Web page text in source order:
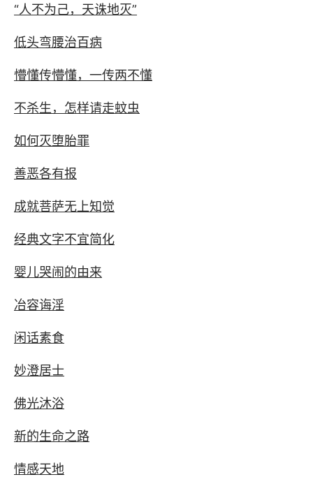
“人不为己，天诛地灭”
低头弯腰治百病
懵懂传懵懂，一传两不懂
不杀生，怎样请走蚊虫
如何灭堕胎罪
善恶各有报
成就菩萨无上知觉
经典文字不宜简化
婴儿哭闹的由来
冶容诲淫
闲话素食
妙澄居士
佛光沐浴
新的生命之路
情感天地